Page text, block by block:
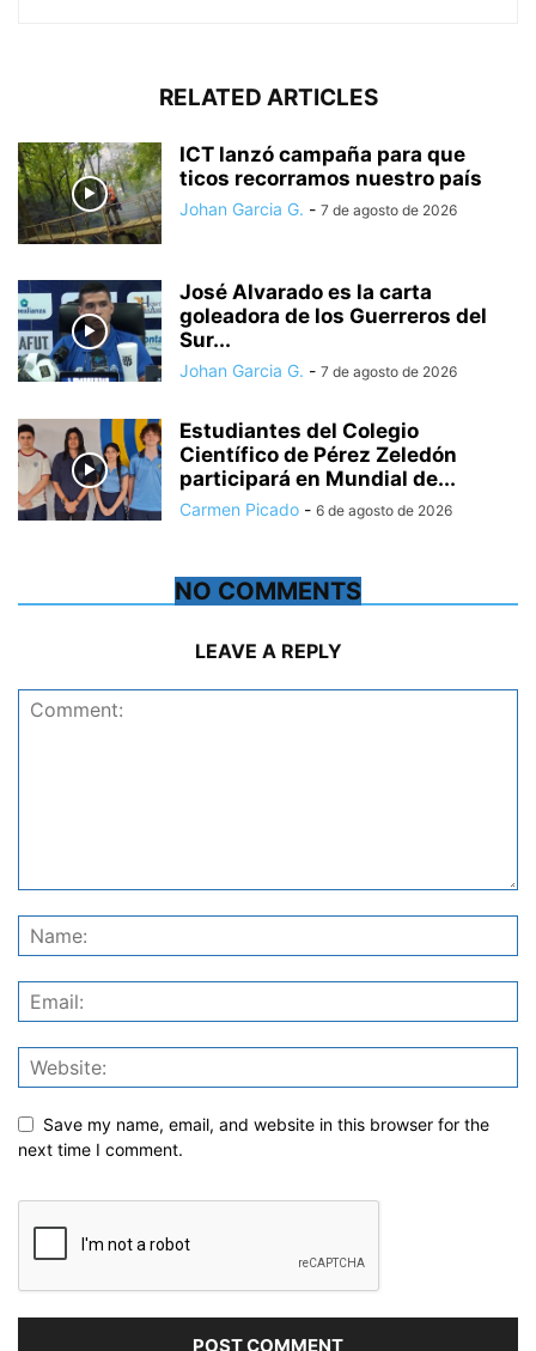
RELATED ARTICLES
ICT lanzó campaña para que
ticos recorramos nuestro país
Johan Garcia G. - 7 de agosto de 2026
José Alvarado es la carta
goleadora de los Guerreros del
Sur...
Johan Garcia G. - 7 de agosto de 2026
Estudiantes del Colegio
Científico de Pérez Zeledón
participará en Mundial de...
Carmen Picado - 6 de agosto de 2026
NO COMMENTS
LEAVE A REPLY
Save my name, email, and website in this browser for the
next time I comment.